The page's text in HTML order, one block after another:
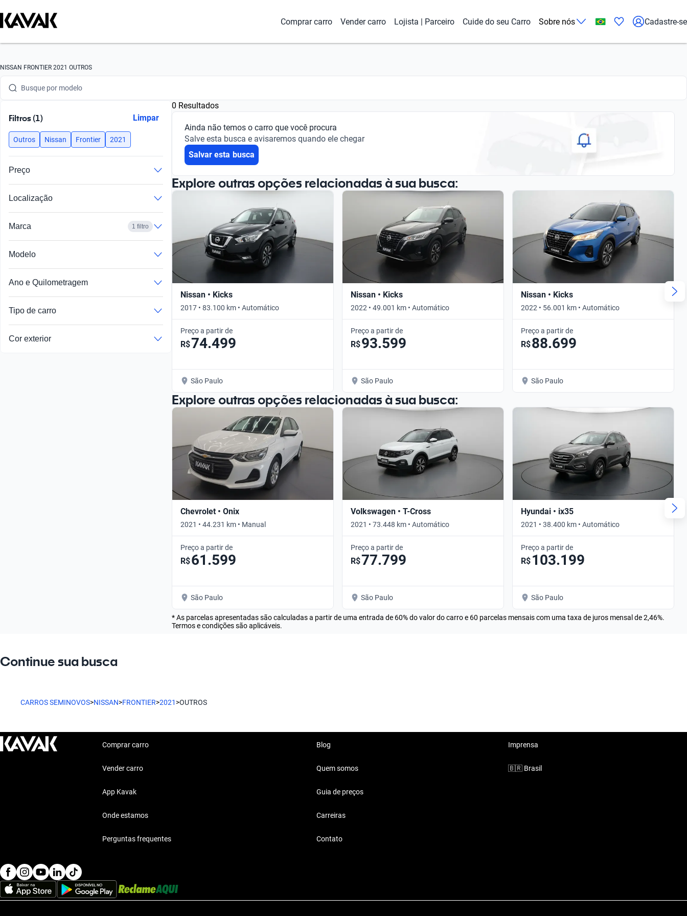
Comprar carro Vender carro Lojista | Parceiro Cuide do seu Carro Sobre nós Cadastre-se
NISSAN FRONTIER 2021 OUTROS
Busque por marca
Busque por modelo
Busque por ano
Busque por marca
Busque por versão
Busque por ano
Filtros (1) Limpar
Outros Nissan Frontier 2021
Preço
Localização
Marca 1 filtro
Modelo
Ano e Quilometragem
Tipo de carro
Cor exterior
0 Resultados
Ainda não temos o carro que você procura
Salve esta busca e avisaremos quando ele chegar
Salvar esta busca
Explore outras opções relacionadas à sua busca:
Nissan • Kicks
2017 • 83.100 km • Automático
Preço a partir de
R$74.499
São Paulo
Nissan • Kicks
2022 • 49.001 km • Automático
Preço a partir de
R$93.599
São Paulo
Nissan • Kicks
2022 • 56.001 km • Automático
Preço a partir de
R$88.699
São Paulo
Explore outras opções relacionadas à sua busca:
Chevrolet • Onix
2021 • 44.231 km • Manual
Preço a partir de
R$61.599
São Paulo
Volkswagen • T-Cross
2021 • 73.448 km • Automático
Preço a partir de
R$77.799
São Paulo
Hyundai • ix35
2021 • 38.400 km • Automático
Preço a partir de
R$ 103.199
São Paulo
* As parcelas apresentadas são calculadas a partir de uma entrada de 60% do valor do carro e 60 parcelas mensais com uma taxa de juros mensal de 2,46%.
Termos e condições são aplicáveis.
Continue sua busca
CARROS SEMINOVOS>NISSAN>FRONTIER>2021 >OUTROS
Comprar carro
Vender carro
App Kavak
Onde estamos
Perguntas frequentes
Blog
Quem somos
Guia de preços
Carreiras
Contato
Imprensa
🇧🇷 Brasil